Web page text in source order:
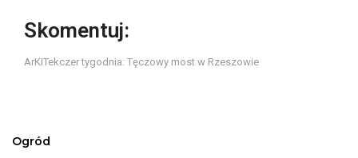
Skomentuj:
ArKITekczer tygodnia: Tęczowy most w Rzeszowie
Ogród